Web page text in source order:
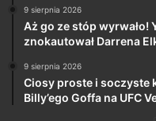
9 sierpnia 2026
Aż go ze stóp wyrwało!
znokautował Darrena
9 sierpnia 2026
Ciosy proste i soczyste
Billy’ego Goffa na UFC